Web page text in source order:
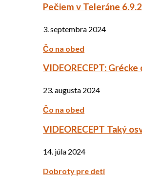
Pečiem v Teleráne
3. septembra 2024
Čo na obed
VIDEORECEPT:
23. augusta 2024
Čo na obed
VIDEORECEPT Taký
14. júla 2024
Dobroty pre deti